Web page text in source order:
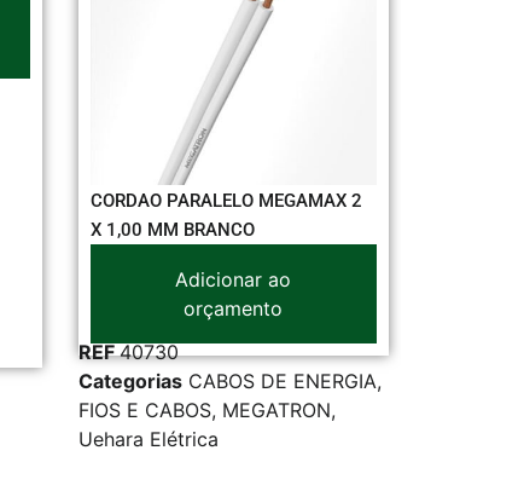
CORDAO PARALELO MEGAMAX 2
X 1,00 MM BRANCO
Adicionar ao
orçamento
REF40730
Categorias CABOS DE ENERGIA,
FIOS E CABOS, MEGATRON,
Uehara Elétrica